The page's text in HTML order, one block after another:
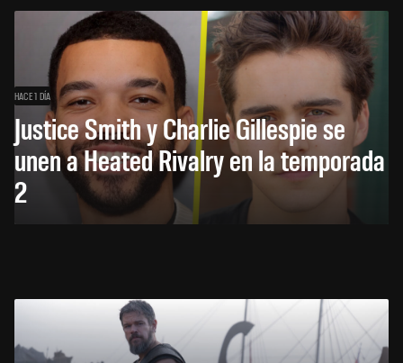
HACE 1 DÍA
Justice Smith y Charlie Gillespie se
unen a Heated Rivalry en la temporada
2